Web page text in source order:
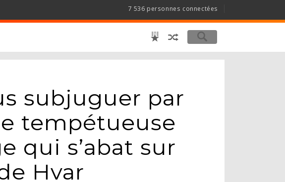
7 536 personnes connectées
subjuguer par
tempétueuse
qui s’abat sur
Hvar